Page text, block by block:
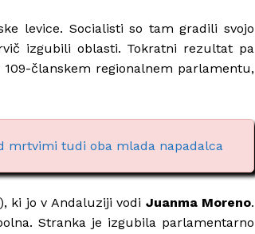
levice. Socialisti so tam gradili svojo
izgubili oblasti. Tokratni rezultat pa
članskem regionalnem parlamentu,
mrtvimi tudi oba mlada napadalca
ki jo v Andaluziji vodi Juanma Moreno.
Stranka je izgubila parlamentarno